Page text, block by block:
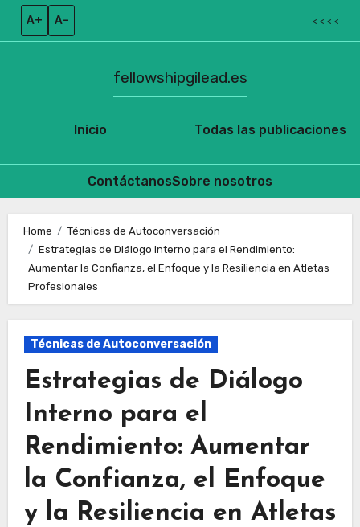
A+ A– < < < <
Inicio
fellowshipgilead.es
Todas las publicaciones
ContáctanosSobre nosotros
content
Home
Técnicas de Autoconversación
Estrategias de Diálogo Interno para el Rendimiento:
Aumentar la Confianza, el Enfoque y la Resiliencia en Atletas
Profesionales
Técnicas de Autoconversación
Estrategias de Diálogo
Interno para el
Rendimiento: Aumentar
la Confianza, el Enfoque
y la Resiliencia en Atletas